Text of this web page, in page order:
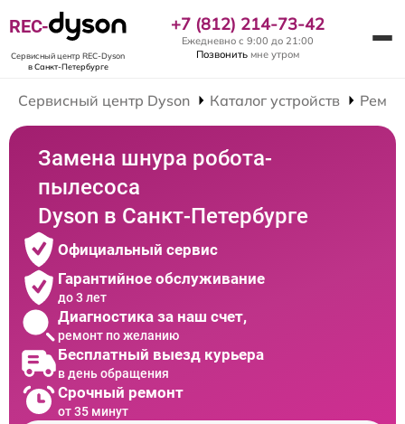
REC-
Сервисный центр REC-Dyson
в Санкт-Петербурге
+7 (812) 214-73-42
Ежедневно с 9:00 до 21:00
Позвонить мне утром
Сервисный центр Dyson Каталог устройств
Замена шнура робота-
пылесоса
Dyson в Санкт-Петербурге
Официальный сервис
Гарантийное обслуживание
до 3 лет
Диагностика за наш счет,
ремонт по желанию
Бесплатный выезд курьера
в день обращения
Срочный ремонт
от 35 минут